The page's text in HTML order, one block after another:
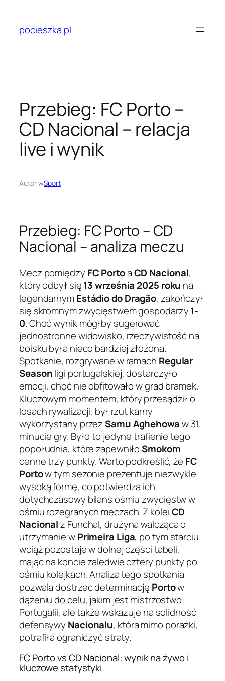
treścipocieszka.pl
Przebieg: FC Porto –
CD Nacional – relacja
live i wynik
Autor:wSport
Przebieg: FC Porto – CD
Nacional – analiza meczu
Mecz pomiędzy FC PortoaCD Nacional,
który odbył się13 września 2025 roku na
legendarnymEstádio do Dragão, zakończył
się skromnym zwycięstwem gospodarzy1-
0. Choć wynik mógłby sugerować
jednostronne widowisko, rzeczywistość na
boisku była nieco bardziej złożona.
Spotkanie, rozgrywane w ramach Regular
Seasonligi portugalskiej, dostarczyło
emocji, choć nie obfitowało w grad bramek.
Kluczowym momentem, który przesądził o
losach rywalizacji, był rzut karny
wykorzystany przezSamu Aghehowaw 31.
minucie gry. Było to jedyne trafienie tego
popołudnia, które zapewniłoSmokom
cenne trzy punkty. Warto podkreślić, że FC
Portow tym sezonie prezentuje niezwykle
wysoką formę, co potwierdza ich
dotychczasowy bilans ośmiu zwycięstw w
ośmiu rozegranych meczach. Z koleiCD
Nacionalz Funchal, drużyna walcząca o
utrzymanie wPrimeira Liga, po tym starciu
wciąż pozostaje w dolnej części tabeli,
mając na koncie zaledwie cztery punkty po
ośmiu kolejkach. Analiza tego spotkania
pozwala dostrzec determinację Portow
dążeniu do celu, jakim jest mistrzostwo
Portugalii, ale także wskazuje na solidność
defensywy Nacionalu, która mimo porażki,
potrafiła ograniczyć straty.
FC Porto vs CD Nacional: wynik na żywo i
kluczowe statystyki